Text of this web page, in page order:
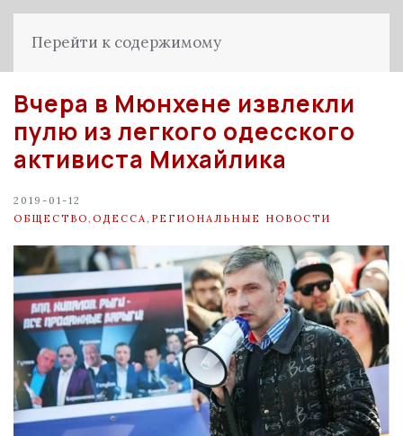
Перейти к содержимому
Вчера в Мюнхене извлекли
пулю из легкого одесского
активиста Михайлика
2019-01-12
ОБЩЕСТВО ОДЕССА РЕГИОНАЛЬНЫЕ НОВОСТИ